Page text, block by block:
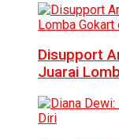
Disupport
Juarai